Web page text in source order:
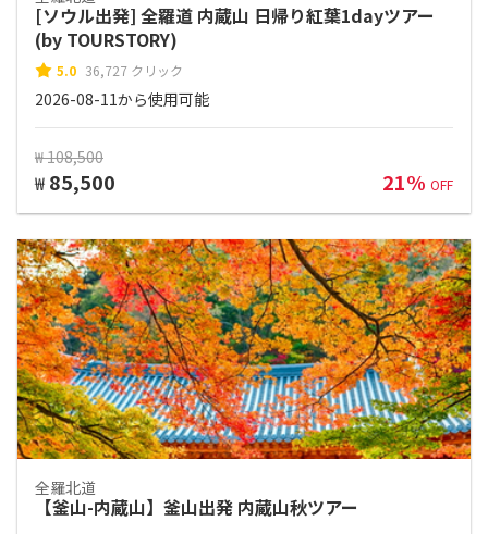
[ソウル出発] 全羅道 内蔵山 日帰り紅葉1dayツアー
(by TOURSTORY)
5.0 36,727 クリック
2026-08-11から使用可能
₩ 108,500
₩ 85,500 21% OFF
全羅北道
【釜山-内蔵山】釜山出発 内蔵山秋ツアー